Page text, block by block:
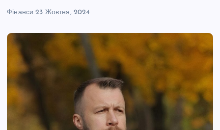
Фінанси 23 Жовтня, 2024